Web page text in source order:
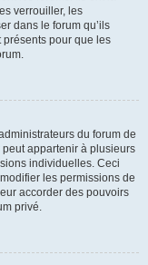
verrouiller, les
dans le forum qu’ils
pour que les
du forum de
appartenir à plusieurs
individuelles. Ceci
les permissions de
accorder des pouvoirs
privé.